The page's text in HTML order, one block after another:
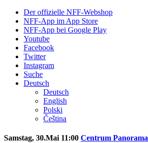
Der offizielle NFF-Webshop
NFF-App im App Store
NFF-App bei Google Play
Youtube
Facebook
Twitter
Instagram
Suche
Deutsch
Deutsch
English
Polski
Čeština
Samstag, 30.Mai 11:00 Centrum Panorama